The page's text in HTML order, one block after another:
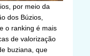
por meio da
dos Búzios,
o ranking é mais
de valorização
buziana, que